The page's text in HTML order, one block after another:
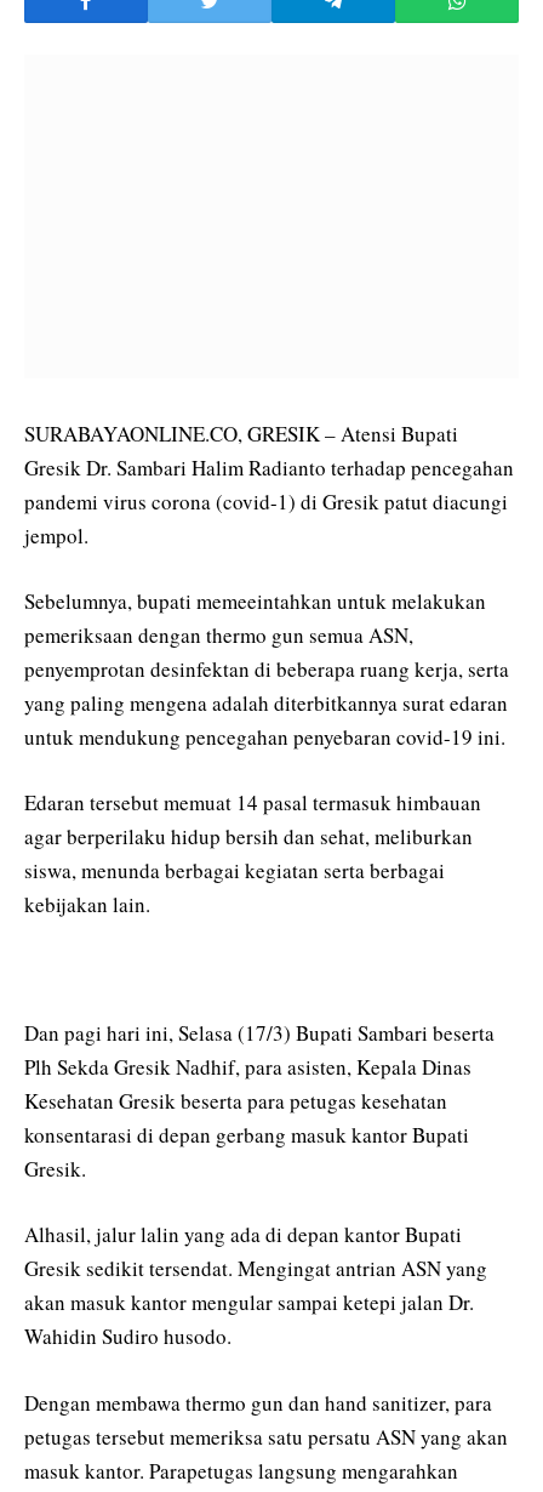
SURABAYAONLINE.CO, GRESIK – Atensi Bupati
Gresik Dr. Sambari Halim Radianto terhadap pencegahan
pandemi virus corona (covid-1) di Gresik patut diacungi
jempol.
Sebelumnya, bupati memeeintahkan untuk melakukan
pemeriksaan dengan thermo gun semua ASN,
penyemprotan desinfektan di beberapa ruang kerja, serta
yang paling mengena adalah diterbitkannya surat edaran
untuk mendukung pencegahan penyebaran covid-19 ini.
Edaran tersebut memuat 14 pasal termasuk himbauan
agar berperilaku hidup bersih dan sehat, meliburkan
siswa, menunda berbagai kegiatan serta berbagai
kebijakan lain.
Dan pagi hari ini, Selasa (17/3) Bupati Sambari beserta
Plh Sekda Gresik Nadhif, para asisten, Kepala Dinas
Kesehatan Gresik beserta para petugas kesehatan
konsentarasi di depan gerbang masuk kantor Bupati
Gresik.
Alhasil, jalur lalin yang ada di depan kantor Bupati
Gresik sedikit tersendat. Mengingat antrian ASN yang
akan masuk kantor mengular sampai ketepi jalan Dr.
Wahidin Sudiro husodo.
Dengan membawa thermo gun dan hand sanitizer, para
petugas tersebut memeriksa satu persatu ASN yang akan
masuk kantor. Parapetugas langsung mengarahkan